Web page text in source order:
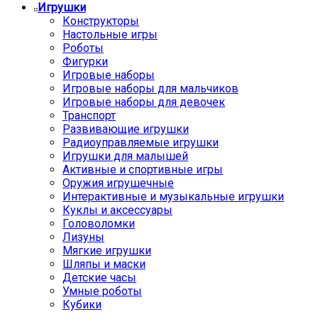
Игрушки
Конструкторы
Настольные игры
Роботы
Фигурки
Игровые наборы
Игровые наборы для мальчиков
Игровые наборы для девочек
Транспорт
Развивающие игрушки
Радиоуправляемые игрушки
Игрушки для малышей
Активные и спортивные игры
Оружия игрушечные
Интерактивные и музыкальные игрушки
Куклы и аксессуары
Головоломки
Лизуны
Мягкие игрушки
Шляпы и маски
Детские часы
Умные роботы
Кубики